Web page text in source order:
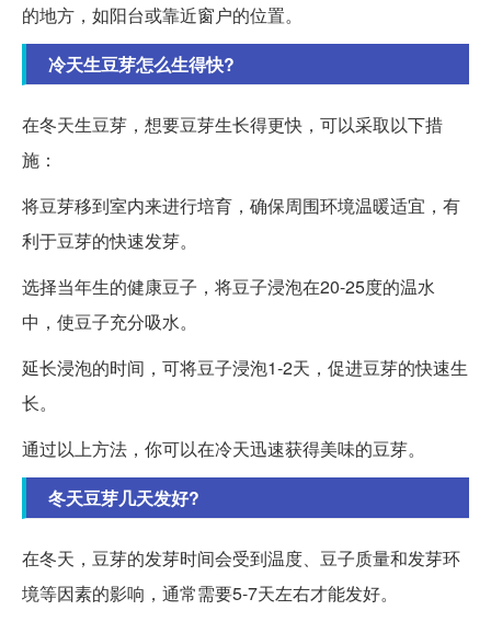
的地方，如阳台或靠近窗户的位置。
冷天生豆芽怎么生得快?
在冬天生豆芽，想要豆芽生长得更快，可以采取以下措
施：
将豆芽移到室内来进行培育，确保周围环境温暖适宜，有
利于豆芽的快速发芽。
选择当年生的健康豆子，将豆子浸泡在20-25度的温水
中，使豆子充分吸水。
延长浸泡的时间，可将豆子浸泡1-2天，促进豆芽的快速生
长。
通过以上方法，你可以在冷天迅速获得美味的豆芽。
冬天豆芽几天发好?
在冬天，豆芽的发芽时间会受到温度、豆子质量和发芽环
境等因素的影响，通常需要5-7天左右才能发好。